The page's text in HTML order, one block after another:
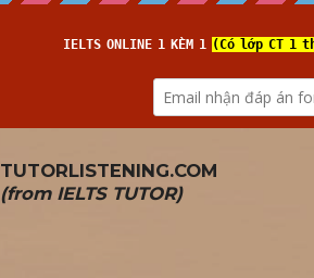
TUTORLISTENING.COM
(from IELTS TUTOR)